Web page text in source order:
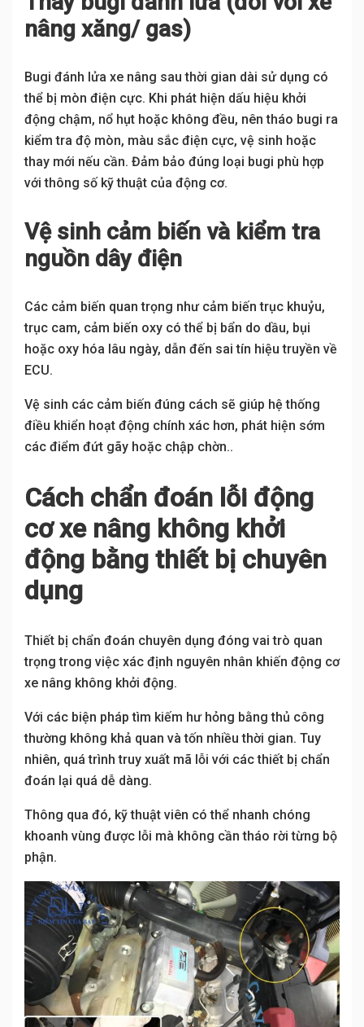
nâng xăng/ gas)
Bugi đánh lửa xe nâng sau thời gian dài sử dụng có
thể bị mòn điện cực. Khi phát hiện dấu hiệu khởi
động chậm, nổ hụt hoặc không đều, nên tháo bugi ra
kiểm tra độ mòn, màu sắc điện cực, vệ sinh hoặc
thay mới nếu cần. Đảm bảo đúng loại bugi phù hợp
với thông số kỹ thuật của động cơ.
Vệ sinh cảm biến và kiểm tra
nguồn dây điện
Các cảm biến quan trọng như cảm biến trục khuỷu,
trục cam, cảm biến oxy có thể bị bẩn do dầu, bụi
hoặc oxy hóa lâu ngày, dẫn đến sai tín hiệu truyền về
ECU.
Vệ sinh các cảm biến đúng cách sẽ giúp hệ thống
điều khiển hoạt động chính xác hơn, phát hiện sớm
các điểm đứt gãy hoặc chập chờn..
Cách chẩn đoán lỗi động
cơ xe nâng không khởi
động bằng thiết bị chuyên
dụng
Thiết bị chẩn đoán chuyên dụng đóng vai trò quan
trọng trong việc xác định nguyên nhân khiến động cơ
xe nâng không khởi động.
Với các biện pháp tìm kiếm hư hỏng bằng thủ công
thường không khả quan và tốn nhiều thời gian. Tuy
nhiên, quá trình truy xuất mã lỗi với các thiết bị chẩn
đoán lại quá dễ dàng.
Thông qua đó, kỹ thuật viên có thể nhanh chóng
khoanh vùng được lỗi mà không cần tháo rời từng bộ
phận.